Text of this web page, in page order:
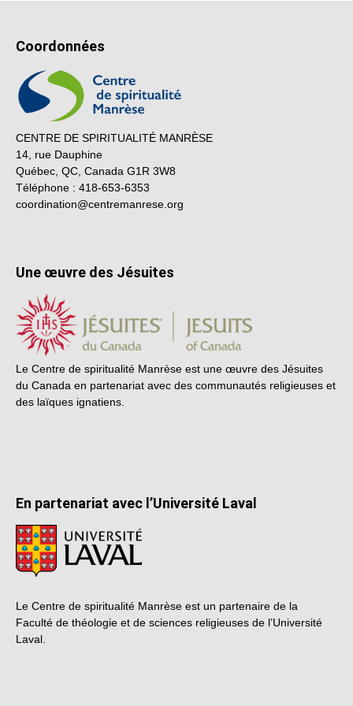
Coordonnées
CENTRE DE SPIRITUALITÉ MANRÈSE
14, rue Dauphine
Québec, QC, Canada G1R 3W8
Téléphone : 418-653-6353
coordination@centremanrese.org
Une œuvre des Jésuites
Le Centre de spiritualité Manrèse est une œuvre des Jésuites
du Canada en partenariat avec des communautés religieuses et
des laïques ignatiens.
En partenariat avec l’Université Laval
Le Centre de spiritualité Manrèse est un partenaire de la
Faculté de théologie et de sciences religieuses de l’Université
Laval.